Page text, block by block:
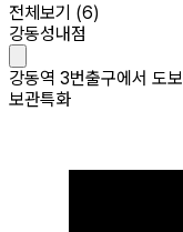
전체보기 (6)
강동성내점
강동역 3번출구에서 도
보관특화